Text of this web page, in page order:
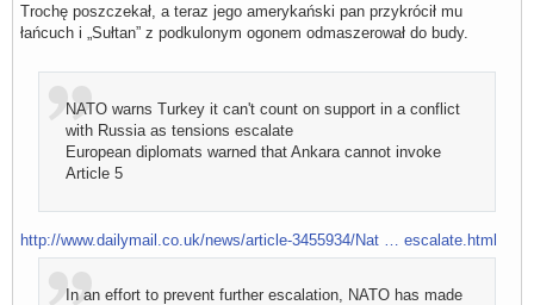
Trochę poszczekał, a teraz jego amerykański pan przykrócił mu
łańcuch i „Sułtan” z podkulonym ogonem odmaszerował do budy.
NATO warns Turkey it can't count on support in a conflict
with Russia as tensions escalate
European diplomats warned that Ankara cannot invoke
Article 5
http://www.dailymail.co.uk/news/article-3455934/Nat … escalate.html
In an effort to prevent further escalation, NATO has made